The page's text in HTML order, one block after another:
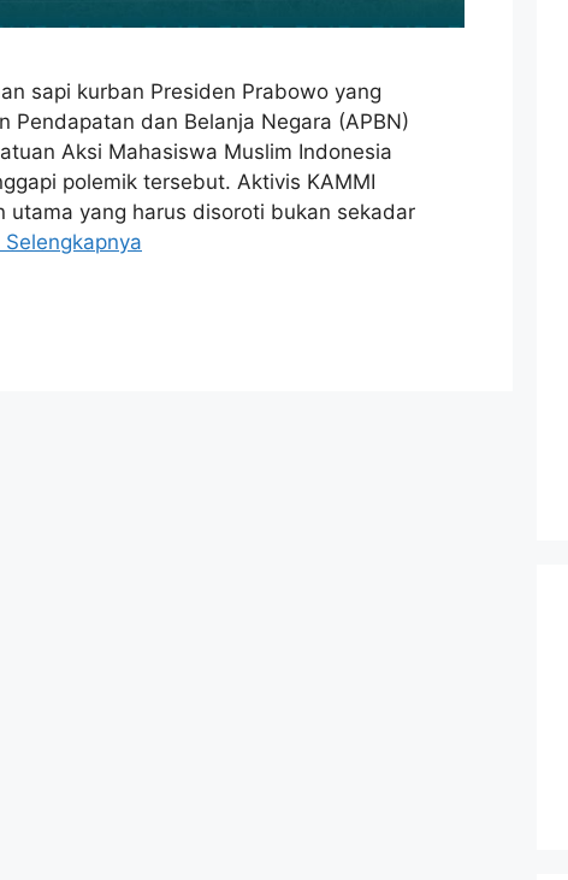
sapi kurban Presiden Prabowo yang
dan Belanja Negara (APBN)
Aksi Mahasiswa Muslim Indonesia
polemik tersebut. Aktivis KAMMI
utama yang harus disoroti bukan sekadar
Selengkapnya